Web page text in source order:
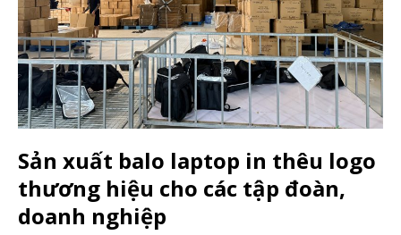
Sản xuất balo laptop in thêu logo
thương hiệu cho các tập đoàn,
doanh nghiệp